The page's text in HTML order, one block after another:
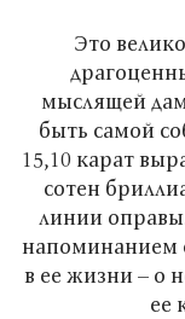
Это
мыслящей
быть самой
15,10 карат
сотен
линии
напоминанием
в ее жизни – о
ее